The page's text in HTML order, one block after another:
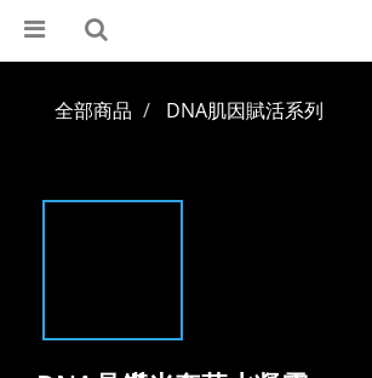
全部商品 DNA肌因賦活系列